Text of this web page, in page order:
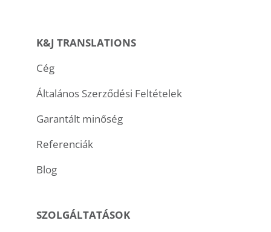
K&J TRANSLATIONS
Cég
Általános Szerződési Feltételek
Garantált minőség
Referenciák
Blog
SZOLGÁLTATÁSOK